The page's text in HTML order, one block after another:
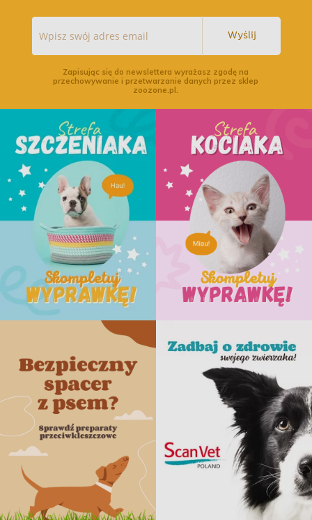
Wyślij
Zapisując się do newslettera wyrażasz zgodę na
przechowywanie i przetwarzanie danych przez sklep
zoozone.pl.